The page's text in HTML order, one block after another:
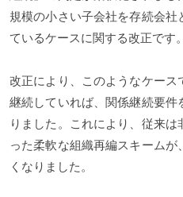
規模の小さい子会社を存続会
ているケースに関する改正です。
改正により、このようなケー
継続していれば、関係継続要
りました。これにより、従来
った柔軟な組織再編スキーム
くなりました。